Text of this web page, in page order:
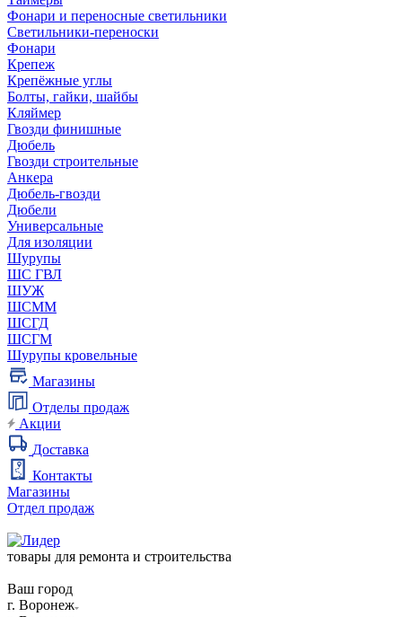
Фонари и переносные светильники
Светильники-переноски
Фонари
Крепеж
Крепёжные углы
Болты, гайки, шайбы
Кляймер
Гвозди финишные
Дюбель
Гвозди строительные
Анкера
Дюбель-гвозди
Дюбели
Универсальные
Для изоляции
Шурупы
ШС ГВЛ
ШУЖ
ШСММ
ШСГД
ШСГМ
Шурупы кровельные
Магазины
Отделы продаж
Акции
Доставка
Контакты
Магазины
Отдел продаж
товары для ремонта и строительства
Ваш город
г. Воронеж